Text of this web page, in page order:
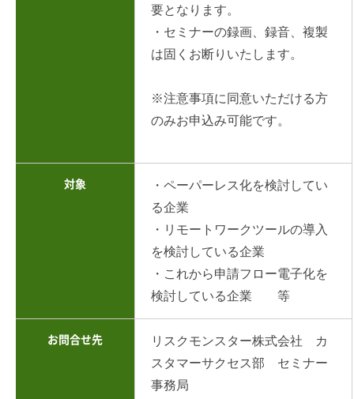
要となります。
・セミナーの録画、録音、複製
は固くお断りいたします。
※注意事項に同意いただける方
のみお申込み可能です。
対象
・ペーパーレス化を検討してい
る企業
・リモートワークツールの導入
を検討している企業
・これから申請フロー電子化を
検討している企業 等
お問合せ先
リスクモンスター株式会社 カ
スタマーサクセス部 セミナー
事務局